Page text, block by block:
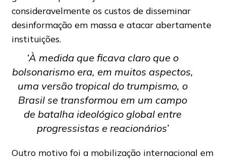
consideravelmente os custos de disseminar
desinformação em massa e atacar abertamente
instituições.
‘À medida que ficava claro que o
bolsonarismo era, em muitos aspectos,
uma versão tropical do trumpismo, o
Brasil se transformou em um campo
de batalha ideológico global entre
progressistas e reacionários’
Outro motivo foi a mobilização internacional em